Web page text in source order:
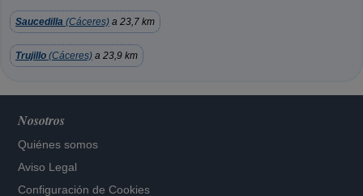
Saucedilla (Cáceres) a 23,7 km
Trujillo (Cáceres) a 23,9 km
Nosotros
Quiénes somos
Aviso Legal
Configuración de Cookies